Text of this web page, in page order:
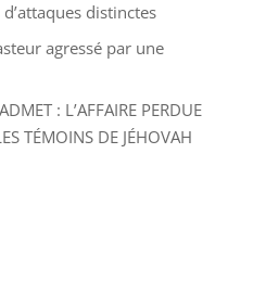
distinctes
agressé par une
: L’AFFAIRE PERDUE
TÉMOINS DE JÉHOVAH